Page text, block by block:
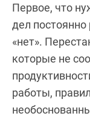
Первое, что
дел постоянно
«нет».
которые не
работы,